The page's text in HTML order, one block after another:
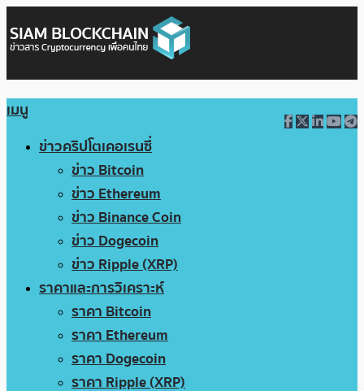
เมนู
ข่าวคริปโตเคอเรนซี่
ข่าว Bitcoin
ข่าว Ethereum
ข่าว Binance Coin
ข่าว Dogecoin
ข่าว Ripple (XRP)
ราคาและการวิเคราะห์
ราคา Bitcoin
ราคา Ethereum
ราคา Dogecoin
ราคา Ripple (XRP)